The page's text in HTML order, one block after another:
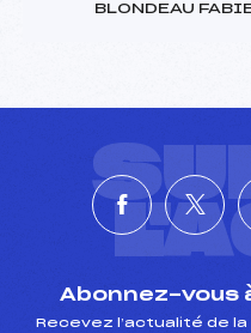
BLONDEAU
Abonnez-vous
Recevez l’actualité de la